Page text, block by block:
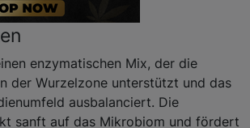
enzymatischen Mix, der die
der Wurzelzone unterstützt und das
ausbalanciert. Die
sanft auf das Mikrobiom und fördert